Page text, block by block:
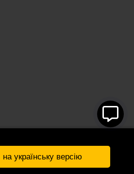
українську версію